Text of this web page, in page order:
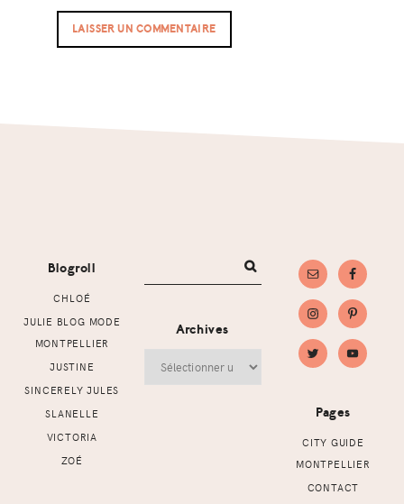
Blogroll
CHLOÉ
JULIE BLOG MODE
MONTPELLIER
JUSTINE
SINCERELY JULES
SLANELLE
VICTORIA
ZOÉ
Archives
Pages
CITY GUIDE
MONTPELLIER
CONTACT